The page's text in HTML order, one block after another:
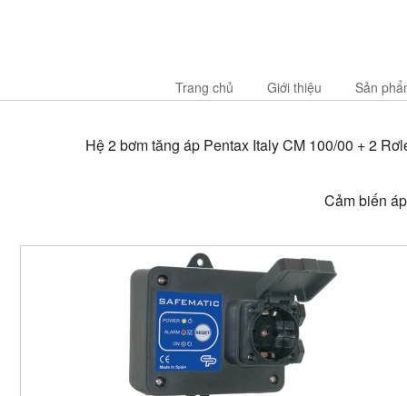
Trang chủ Giới thiệu Sản
Hệ 2 bơm tăng áp Pentax Italy CM 100/00 + 2
Cảm biến